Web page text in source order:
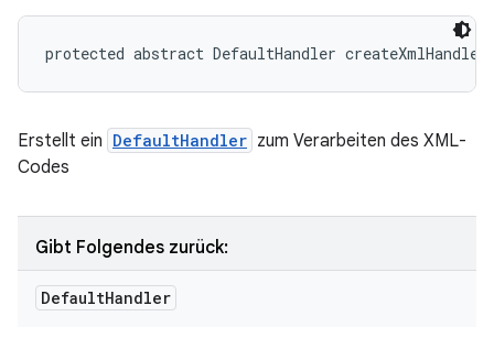
protected abstract DefaultHandler
Erstellt ein DefaultHandler zum Verarbeiten des XML-
Codes
Gibt Folgendes zurück:
DefaultHandler